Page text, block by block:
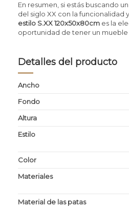
En resumen, si estás buscando
del siglo XX con la funcionalidad
estilo S.XX 120x50x80cm es la
oportunidad de tener un
Detalles del producto
Ancho
Fondo
Altura
Estilo
Color
Materiales
Material de las patas